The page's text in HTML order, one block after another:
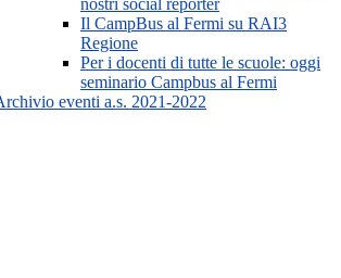
nostri social reporter
Il CampBus al Fermi su RAI3
Regione
Per i docenti di tutte le scuole: oggi
seminario Campbus al Fermi
eventi a.s. 2021-2022